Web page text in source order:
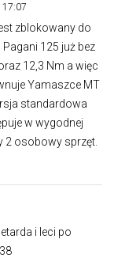
17:07
zblokowany do
125 już bez
12,3 Nm a więc
Yamaszce MT
standardowa
w wygodnej
2 osobowy sprzęt.
i leci po